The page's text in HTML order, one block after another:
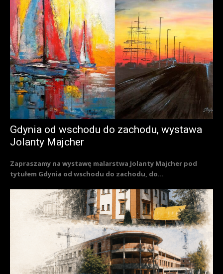
Gdynia od wschodu do zachodu, wystawa
Jolanty Majcher
Zapraszamy na wystawę malarstwa Jolanty Majcher pod
tytułem Gdynia od wschodu do zachodu, do...